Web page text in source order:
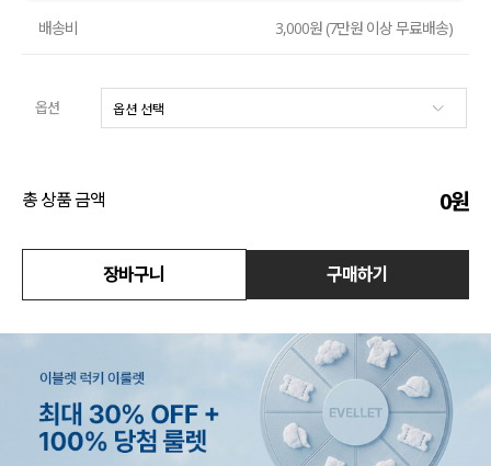
니트배송비 3,000원 (7만원 이상 무료배송)
옵션
총 상품 금액 0원
장바구니 구매하기